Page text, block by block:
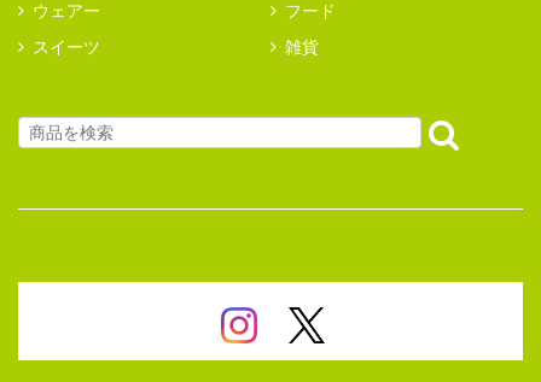
ウェアー
フード
スイーツ
雑貨